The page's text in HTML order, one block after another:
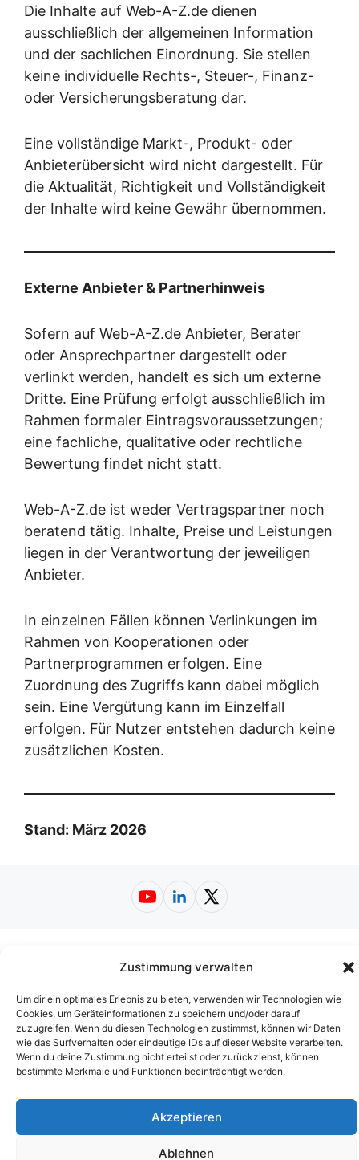
Zustimmung verwalten
Um dir ein optimales Erlebnis zu bieten, verwenden wir Technologien wie
Cookies, um Geräteinformationen zu speichern und/oder darauf
zuzugreifen. Wenn du diesen Technologien zustimmst, können wir Daten
wie das Surfverhalten oder eindeutige IDs auf dieser Website verarbeiten.
Wenn du deine Zustimmung nicht erteilst oder zurückziehst, können
bestimmte Merkmale und Funktionen beeinträchtigt werden.
Akzeptieren
Ablehnen
Die Inhalte auf Web-A-Z.de dienen
ausschließlich der allgemeinen Information
und der sachlichen Einordnung. Sie stellen
keine individuelle Rechts-, Steuer-, Finanz-
oder Versicherungsberatung dar.
Eine vollständige Markt-, Produkt- oder
Anbieterübersicht wird nicht dargestellt. Für
die Aktualität, Richtigkeit und Vollständigkeit
der Inhalte wird keine Gewähr übernommen.
Externe Anbieter & Partnerhinweis
Sofern auf Web-A-Z.de Anbieter, Berater
oder Ansprechpartner dargestellt oder
verlinkt werden, handelt es sich um externe
Dritte. Eine Prüfung erfolgt ausschließlich im
Rahmen formaler Eintragsvoraussetzungen;
eine fachliche, qualitative oder rechtliche
Bewertung findet nicht statt.
Web-A-Z.de ist weder Vertragspartner noch
beratend tätig. Inhalte, Preise und Leistungen
liegen in der Verantwortung der jeweiligen
Anbieter.
In einzelnen Fällen können Verlinkungen im
Rahmen von Kooperationen oder
Partnerprogrammen erfolgen. Eine
Zuordnung des Zugriffs kann dabei möglich
sein. Eine Vergütung kann im Einzelfall
erfolgen. Für Nutzer entstehen dadurch keine
zusätzlichen Kosten.
Stand: März 2026
YouTube
LinkedIn
X
Nutzungsbedingungen|AGB|Barrierefreiheit